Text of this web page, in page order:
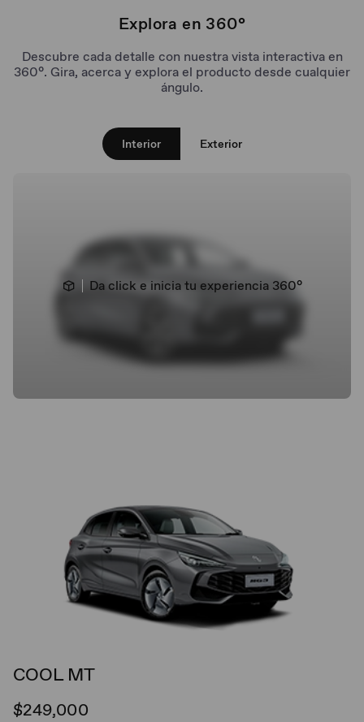
Asientos forrados para un viaje
Explora en 360°
Descubre cada detalle con nuestra vista interactiva en
360°. Gira, acerca y explora el producto desde cualquier
ángulo.
Interior Exterior
Da click e inicia tu experiencia 360°
COOL MT
$249,000